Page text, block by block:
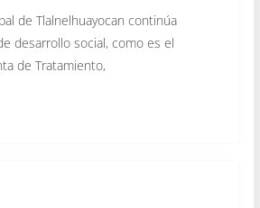
de Tlalnelhuayocan continúa
desarrollo social, como es el
de Tratamiento,